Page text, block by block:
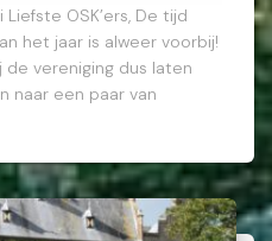
OSK’ers, De tijd
het jaar is alweer voorbij!
vereniging dus laten
naar een paar van